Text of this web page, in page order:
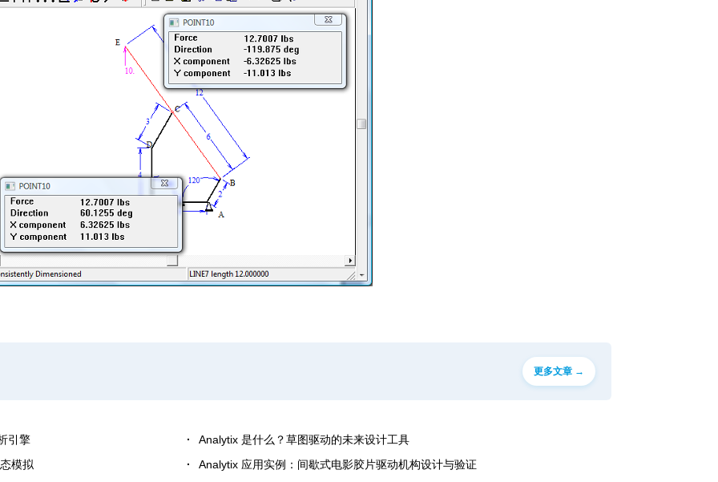
更多文章 →
引擎
Analytix 是什么？草图驱动的未来设计工具
模拟
Analytix 应用实例：间歇式电影胶片驱动机构设计与验证